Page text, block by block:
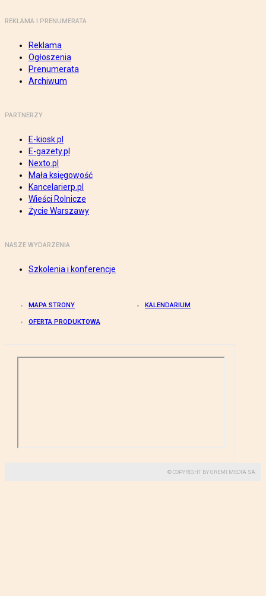
REKLAMA I PRENUMERATA
Reklama
Ogłoszenia
Prenumerata
Archiwum
PARTNERZY
E-kiosk.pl
E-gazety.pl
Nexto.pl
Mała księgowość
Kancelarierp.pl
Wieści Rolnicze
Życie Warszawy
NASZE WYDARZENIA
Szkolenia i konferencje
MAPA STRONY KALENDARIUM
OFERTA PRODUKTOWA
© COPYRIGHT BY GREMI MEDIA SA